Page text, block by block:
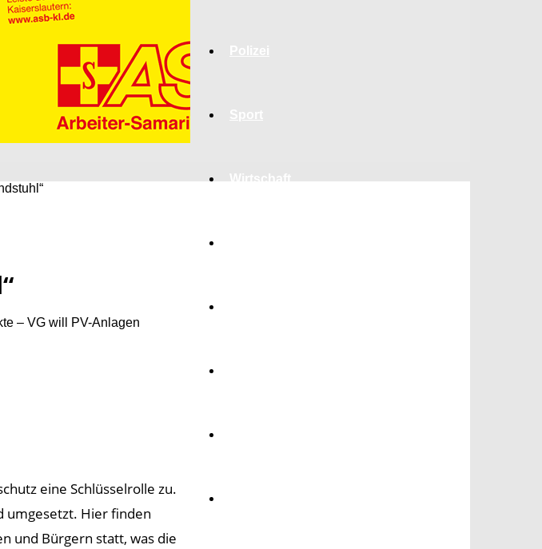
Wirtschaft
– VG will PV-Anlagen
eine Schlüsselrolle zu.
umgesetzt. Hier finden
und Bürgern statt, was die